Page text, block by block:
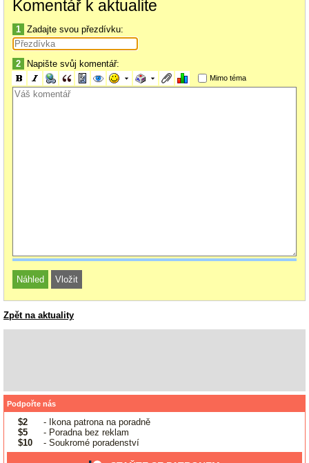
Komentář k aktualite
1 Zadajte svou přezdívku:
2 Napište svůj komentář:
Mimo téma
Zpět na aktuality
Podpořte nás
$2
- Ikona patrona na poradně
$5
- Poradna bez reklam
$10
- Soukromé poradenství